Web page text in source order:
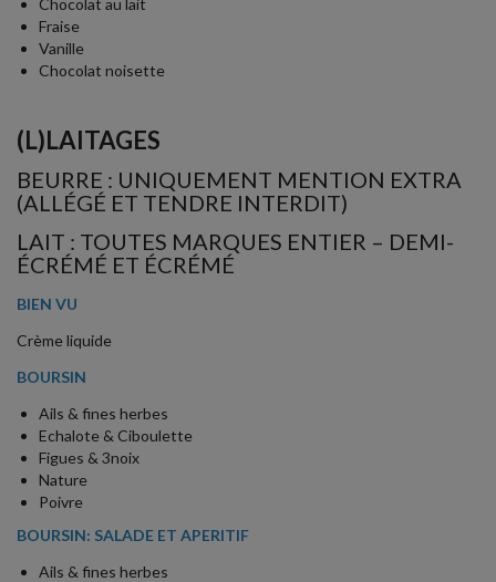
Fraise
Vanille
Chocolat noisette
(L)LAITAGES
BEURRE : UNIQUEMENT MENTION EXTRA
(ALLÉGÉ ET TENDRE INTERDIT)
LAIT : TOUTES MARQUES ENTIER – DEMI-
ÉCRÉMÉ ET ÉCRÉMÉ
BIEN VU
Crème liquide
BOURSIN
Ails & fines herbes
Echalote & Ciboulette
Figues & 3noix
Nature
Poivre
BOURSIN: SALADE ET APERITIF
Ails & fines herbes